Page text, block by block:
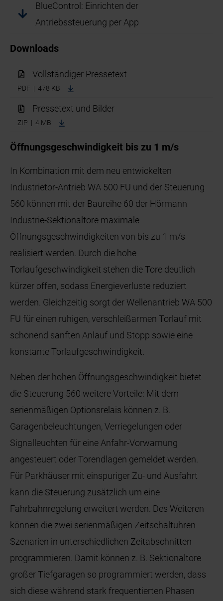
BlueControl: Einrichten der
Antriebssteuerung per App
Downloads
Vollständiger Pressetext
PDF | 478 KB
Pressetext und Bilder
ZIP | 4 MB
Öffnungsgeschwindigkeit bis zu 1 m/s
In Kombination mit dem neu entwickelten
Industrietor-Antrieb WA 500 FU und der Steuerung
560 können mit der Baureihe 60 der Hörmann
Industrie-Sektionaltore maximale
Öffnungsgeschwindigkeiten von bis zu 1 m/s
realisiert werden. Durch die hohe
Torlaufgeschwindigkeit stehen die Tore deutlich
kürzer offen, sodass Energieverluste reduziert
werden. Gleichzeitig sorgt der Wellenantrieb WA 500
FU für einen ruhigen, verschleißarmen Torlauf mit
schonend sanften Anlauf und Stopp sowie eine
konstante Torlaufgeschwindigkeit.
Neben der hohen Öffnungsgeschwindigkeit bietet
die Steuerung 560 weitere Vorteile: Mit dem
serienmäßigen Optionsrelais können z. B.
Garagenbeleuchtungen, Verriegelungen oder
Signalleuchten für eine Anfahr-Vorwarnung
angesteuert oder Torendlagen gemeldet werden.
Für Parkhäuser mit einspuriger Zu- und Ausfahrt
kann die Steuerung zusätzlich um eine
Fahrbahnregelung erweitert werden. Des Weiteren
können die zwei serienmäßigen Zeitschaltuhren
Szenarien in unterschiedlichen Zeitabschnitten
programmieren. Damit können z. B. Sektionaltore
großer Tiefgaragen so programmiert werden, dass
sich diese während stark frequentierten Phasen